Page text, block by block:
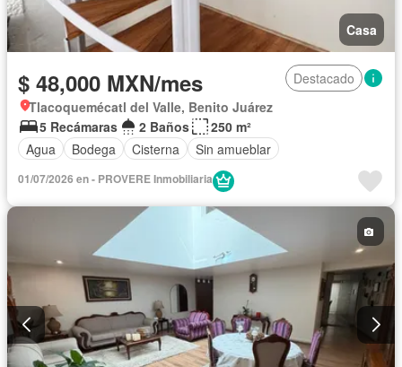
Casa
$ 48,000 MXN/mes
Destacado
Tlacoquemécatl del Valle, Benito Juárez
5 Recámaras
2 Baños
250 m²
Agua
Bodega Cisterna Sin amueblar
01/07/2026 en - PROVERE Inmobiliaria